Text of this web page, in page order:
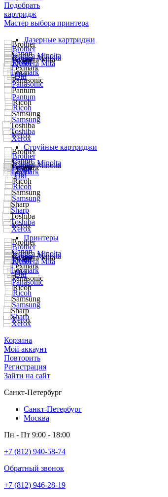
Подобрать
картридж
Мастер выбора принтера
Лазерные картриджи
Струйные картриджи
Принтеры
Корзина
Мой аккаунт
Повторить
Регистрация
Зайти на сайт
Санкт-Петербург
Санкт-Петербург
Москва
Пн - Пт 9:00 - 18:00
+7 (812) 940-58-74
Обратный звонок
+7 (812) 946-28-19